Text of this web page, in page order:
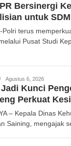
Bersinergi
untuk
Polri terus
Pusat Studi
Redaksi
Agustus 6, 2026
Kunci
Perkuat
– Kepala Dinas
Saining, mengajak